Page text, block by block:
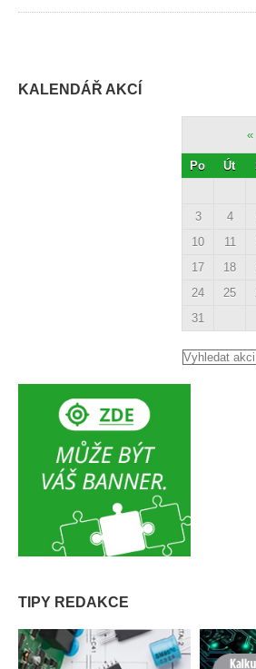
KALENDÁŘ AKCÍ
«
Po Út
3
4
10
11
17
18
24
25
31
TIPY REDAKCE